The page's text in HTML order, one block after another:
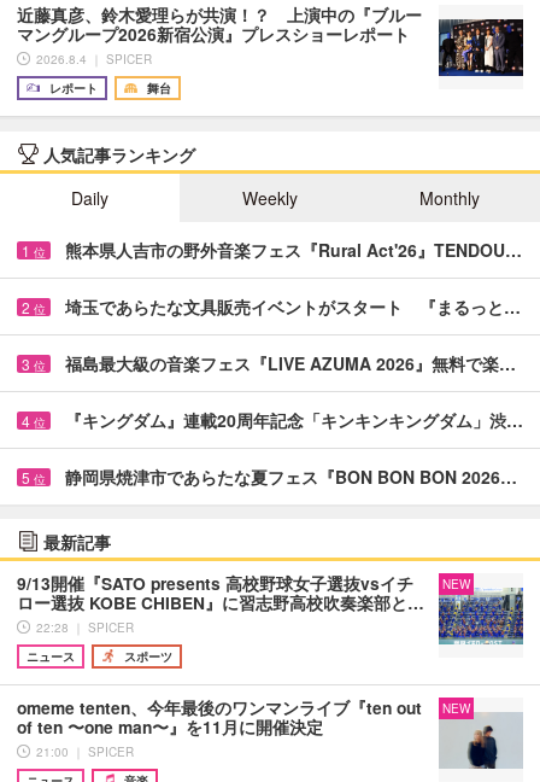
近藤真彦、鈴木愛理らが共演！？ 上演中の『ブルー
マングループ2026新宿公演』プレスショーレポート
2026.8.4 ｜ SPICER
レポート
舞台
人気記事ランキング
Daily
Weekly Monthly
1 位 熊本県人吉市の野外音楽フェス『Rural Act'26』TENDOU…
2 位 埼玉であらたな文具販売イベントがスタート 『まるっと…
3 位 福島最大級の音楽フェス『LIVE AZUMA 2026』無料で楽…
4 位 『キングダム』連載20周年記念「キンキンキングダム」渋…
5 位 静岡県焼津市であらたな夏フェス『BON BON BON 2026…
最新記事
9/13開催『SATO presents 高校野球女子選抜vsイチ
ロー選抜 KOBE CHIBEN』に習志野高校吹奏楽部と…
22:28 ｜ SPICER
ニュース
スポーツ
NEW
omeme tenten、今年最後のワンマンライブ『ten out
of ten 〜one man〜』を11月に開催決定
21:00 ｜ SPICER
NEW